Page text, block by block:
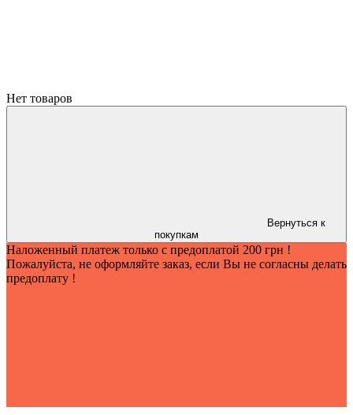
Нет товаров
Вернуться к
покупкам
Наложенный платеж только с предоплатой 200 грн !
Пожалуйста, не оформляйте заказ, если Вы не согласны делать
предоплату !